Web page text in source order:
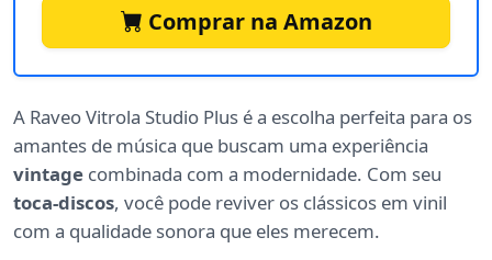
Comprar na Amazon
A Raveo Vitrola Studio Plus é a escolha perfeita para os
amantes de música que buscam uma experiência
vintage combinada com a modernidade. Com seu
toca-discos, você pode reviver os clássicos em vinil
com a qualidade sonora que eles merecem.